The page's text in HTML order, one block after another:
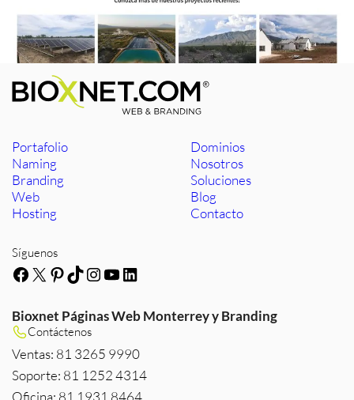
Portafolio
Naming
Branding
Web
Hosting
Dominios
Nosotros
Soluciones
Blog
Contacto
Síguenos
Facebook
X Pinterest
TikTok
Instagram
YouTube
LinkedIn
Bioxnet Páginas Web Monterrey y Branding
Contáctenos
Ventas: 81 3265 9990
Soporte: 81 1252 4314
Oficina: 81 1931 8464